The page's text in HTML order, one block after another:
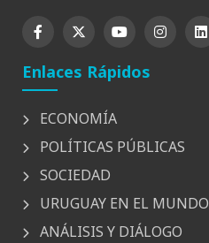
Enlaces Rápidos
ECONOMÍA
POLÍTICAS PÚBLICAS
SOCIEDAD
URUGUAY EN EL MUNDO
ANÁLISIS Y DIÁLOGO